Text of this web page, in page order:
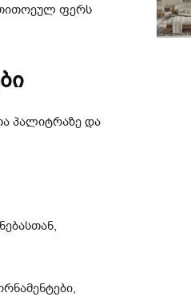
თითოეულ ფერს
პალიტრაზე და